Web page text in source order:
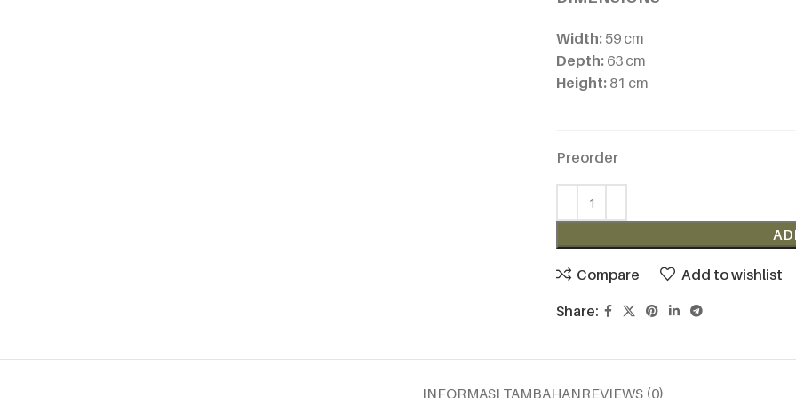
Width: 59 cm
Depth: 63 cm
Height: 81 cm
Preorder
Alternative:
Compare Add to wishlist
Share:
INFORMASI TAMBAHANREVIEWS (0)